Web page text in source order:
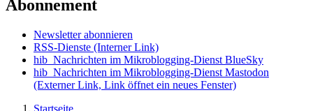
Abonnement
Newsletter abonnieren
RSS-Dienste (Interner Link)
hib_Nachrichten im Mikroblogging-Dienst BlueSky
hib_Nachrichten im Mikroblogging-Dienst Mastodon
(Externer Link, Link öffnet ein neues Fenster)